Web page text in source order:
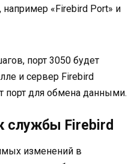
«Firebird Port» и
порт 3050 будет
и сервер Firebird
порт для обмена данными.
службы Firebird
изменений в